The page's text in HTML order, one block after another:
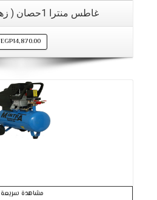
غاطس منترا 1حصان ( زهر / استانلس )
EGP14,870.00
مشاهدة سريعة